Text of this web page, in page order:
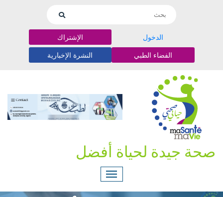
الدخول الإشتراك
الفضاء الطبي النشرة الإخبارية
صحة جيدة لحياة أفضل